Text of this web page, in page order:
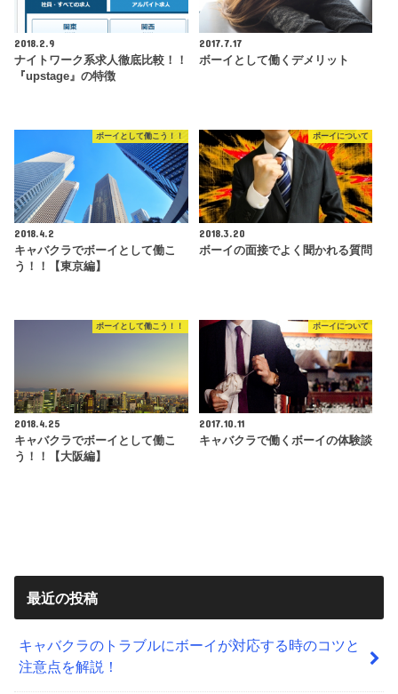
2018.2.9
ナイトワーク系求人徹底比較！！
『upstage』の特徴
2017.7.17
ボーイとして働くデメリット
ボーイとして働こう！！
2018.4.2
キャバクラでボーイとして働こ
う！！【東京編】
ボーイについて
2018.3.20
ボーイの面接でよく聞かれる質問
ボーイとして働こう！！
2018.4.25
キャバクラでボーイとして働こ
う！！【大阪編】
ボーイについて
2017.10.11
キャバクラで働くボーイの体験談
最近の投稿
キャバクラのトラブルにボーイが対応する時のコツと
注意点を解説！